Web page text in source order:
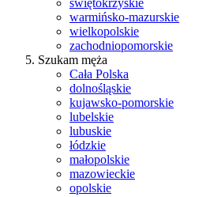
świętokrzyskie
warmińsko-mazurskie
wielkopolskie
zachodniopomorskie
Szukam męża
Cała Polska
dolnośląskie
kujawsko-pomorskie
lubelskie
lubuskie
łódzkie
małopolskie
mazowieckie
opolskie